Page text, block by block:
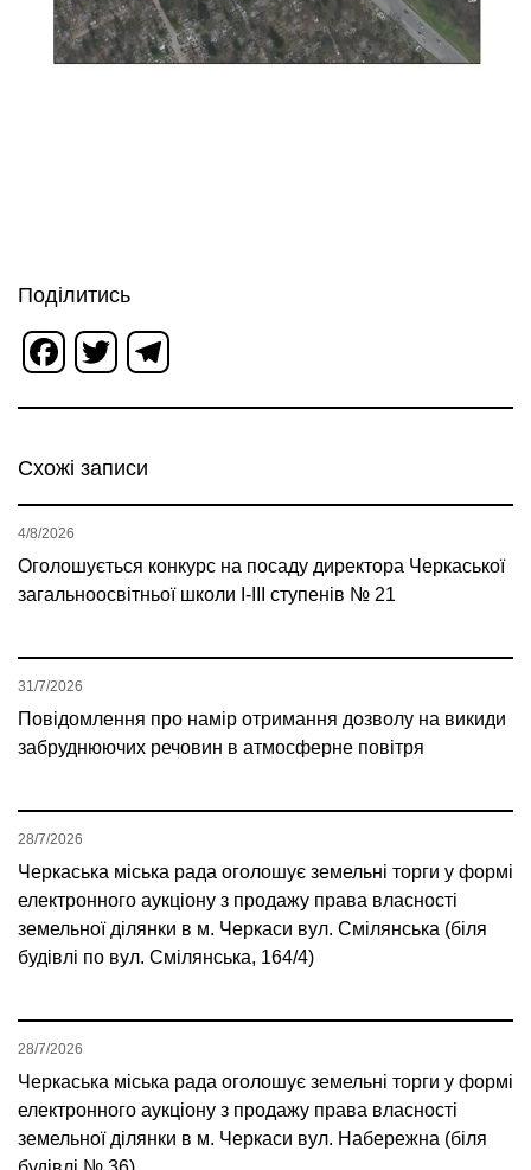
Поділитись
Facebook
Twitter
Схожі записи
Оголошується конкурс на посаду директора Черкаської
загальноосвітньої школи І-ІІІ ступенів № 21
4/8/2026
Повідомлення про намір отримання дозволу на викиди
забруднюючих речовин в атмосферне повітря
31/7/2026
Черкаська міська рада оголошує земельні торги у формі
електронного аукціону з продажу права власності
земельної ділянки в м. Черкаси вул. Смілянська (біля
будівлі по вул. Смілянська, 164/4)
28/7/2026
Черкаська міська рада оголошує земельні торги у формі
електронного аукціону з продажу права власності
земельної ділянки в м. Черкаси вул. Набережна (біля
28/7/2026